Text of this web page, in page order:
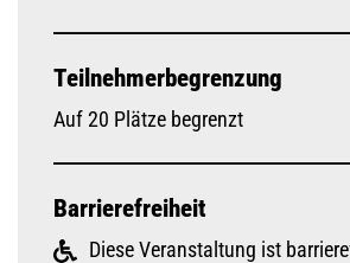
Teilnehmerbegrenzung
Auf 20 Plätze begrenzt
Barrierefreiheit
Diese Veranstaltung ist